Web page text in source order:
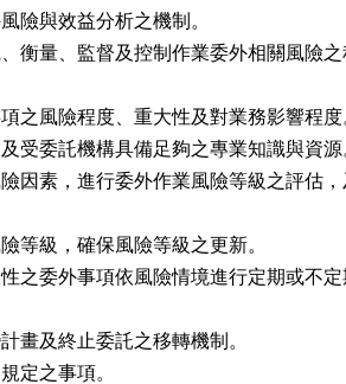
險與效益分析之機制。
衡量、監督及控制作業委外相關風險
項之風險程度、重大性及對業務影響程
及受委託機構具備足夠之專業知識與資
險因素，進行委外作業風險等級之評估
等級，確保風險等級之更新。
性之委外事項依風險情境進行定期或不
畫及終止委託之移轉機制。
定之事項。